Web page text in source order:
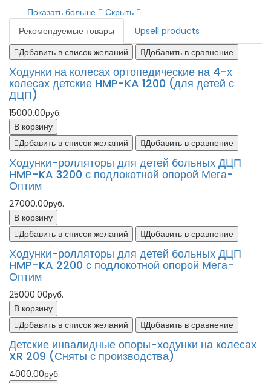
Показать больше
Скрыть
Рекомендуемые товары
Upsell products
Добавить в список желаний
Добавить в сравнение
Ходунки на колесах ортопедические на 4-х
колесах детские HMP-KA 1200 (для детей с
ДЦП)
15000.00руб.
В корзину
Добавить в список желаний
Добавить в сравнение
Ходунки-ролляторы для детей больных ДЦП
HMP-KA 3200 с подлокотной опорой Мега-
Оптим
27000.00руб.
В корзину
Добавить в список желаний
Добавить в сравнение
Ходунки-ролляторы для детей больных ДЦП
HMP-KA 2200 с подлокотной опорой Мега-
Оптим
25000.00руб.
В корзину
Добавить в список желаний
Добавить в сравнение
Детские инвалидные опоры-ходунки на колесах
XR 209 (Сняты с производства)
4000.00руб.